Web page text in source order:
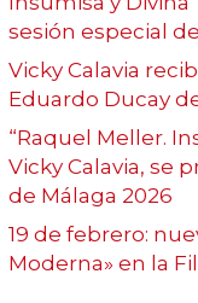
sesión especial
Vicky Calavia
Eduardo Ducay
“Raquel Meller.
Vicky Calavia, se
de Málaga 2026
19 de febrero:
Moderna» en la